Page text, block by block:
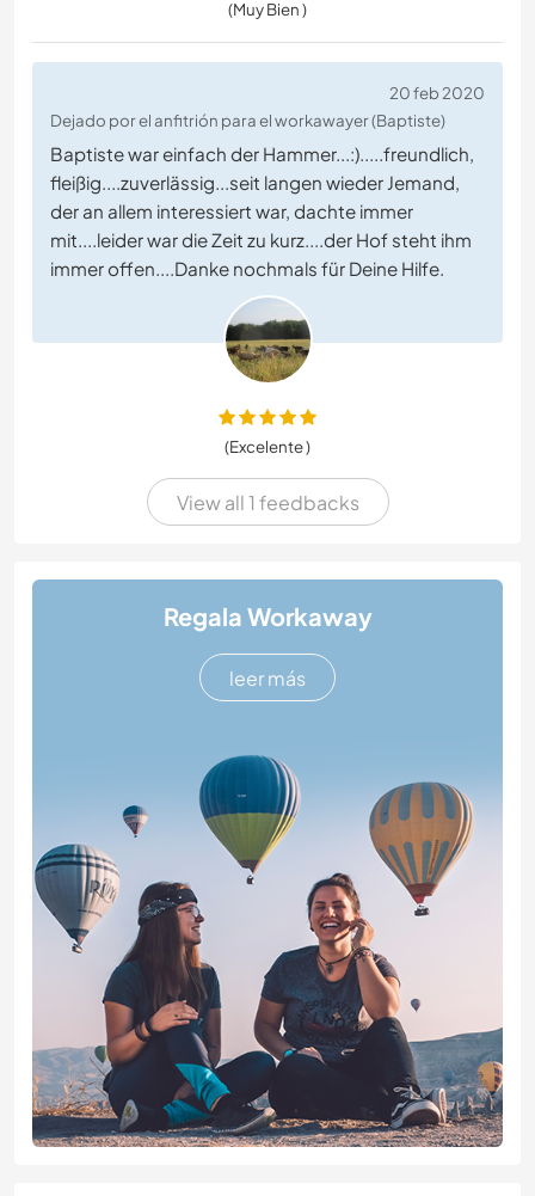
(Muy Bien )
20 feb 2020
Dejado por el anfitrión para el workawayer (Baptiste)
Baptiste war einfach der Hammer...:).....freundlich,
fleißig....zuverlässig...seit langen wieder Jemand,
der an allem interessiert war, dachte immer
mit....leider war die Zeit zu kurz....der Hof steht ihm
immer offen....Danke nochmals für Deine Hilfe.
(Excelente )
View all 1 feedbacks
Regala Workaway
leer más